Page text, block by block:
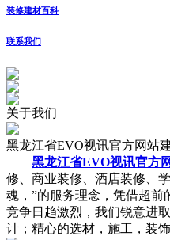
装修建材百科
联系我们
关于我们
黑龙江省EVO视讯官方网站
黑龙江省EVO视讯官方
修、商业装修、酒店装修、
魂，”的服务理念，凭借超
竞争日趋激烈，我们锐意进
计；精心的选材，施工，装